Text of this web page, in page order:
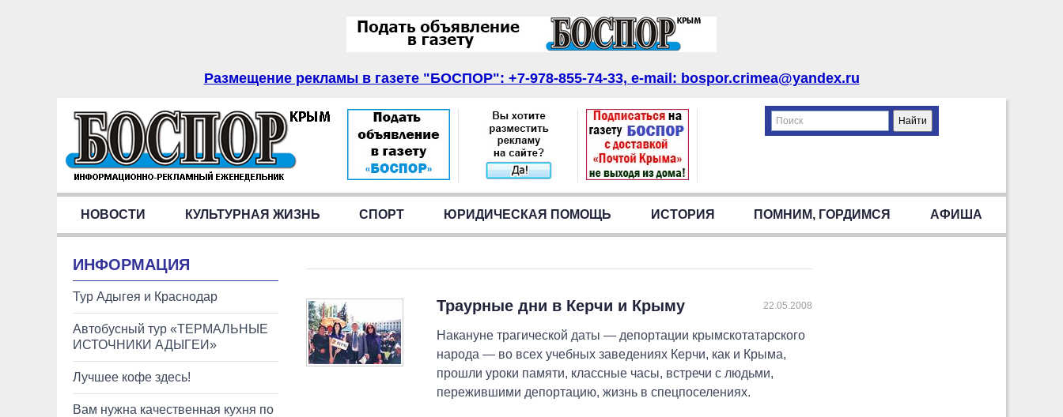
Размещение рекламы в газете "БОСПОР": +7-978-855-74-33, e-mail: bospor.crimea@yandex.ru
НОВОСТИ КУЛЬТУРНАЯ ЖИЗНЬ СПОРТ ЮРИДИЧЕСКАЯ ПОМОЩЬ ИСТОРИЯ ПОМНИМ, ГОРДИМСЯ АФИША
ИНФОРМАЦИЯ
Тур Адыгея и Краснодар
Автобусный тур «ТЕРМАЛЬНЫЕ
ИСТОЧНИКИ АДЫГЕИ»
Лучшее кофе здесь!
Вам нужна качественная кухня по
Траурные дни в Керчи и Крыму 22.05.2008
Накануне трагической даты — депортации крымскотатарского
народа — во всех учебных заведениях Керчи, как и Крыма,
прошли уроки памяти, классные часы, встречи с людьми,
пережившими депортацию, жизнь в спецпоселениях.